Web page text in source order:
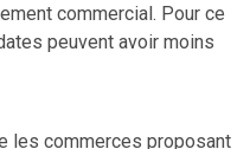
commercial. Pour ce
peuvent avoir moins
les commerces proposant